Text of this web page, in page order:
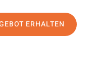
ERHALTEN